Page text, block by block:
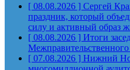
[ 08.08.2026 ] Сергей
праздник, который
силу и активный образ
[ 08.08.2026 ] Итоги
Межправительственного
[ 07.08.2026 ] Нижний